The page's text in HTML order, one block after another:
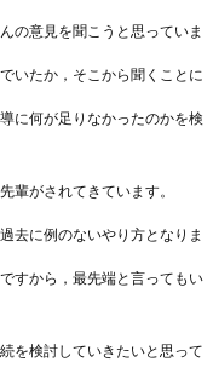
の意見を聞こうと思っていま
いたか，そこから聞くことに
に何が足りなかったのかを検
輩がされてきています。
去に例のないやり方となりま
すから，最先端と言ってもい
を検討していきたいと思って